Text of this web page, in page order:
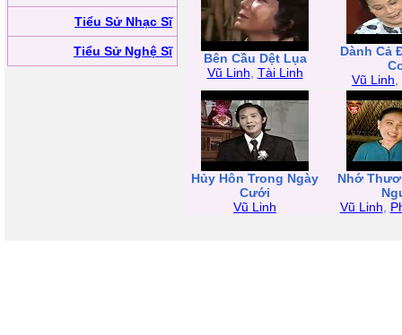
Tiểu Sử Nhạc Sĩ
Tiểu Sử Nghệ Sĩ
Bên Cầu Dệt Lụa
Vũ Linh Tài Linh
Dành Cả
Vũ Linh
Hủy Hôn Trong Ngày
Cưới
Vũ Linh
Nhớ
Vũ Linh